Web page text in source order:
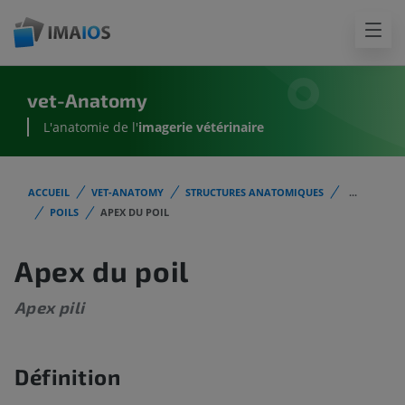
vet-Anatomy
L'anatomie de l'imagerie vétérinaire
ACCUEIL VET-ANATOMY STRUCTURES ANATOMIQUES
...
POILS
APEX DU POIL
Apex du poil
Apex pili
Définition